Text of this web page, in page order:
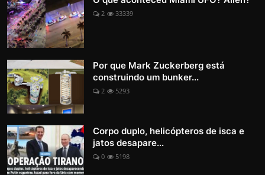
2 33339
Por que Mark Zuckerberg está
construindo um bunker...
2 5293
Corpo duplo, helicópteros de isca e
jatos desapare...
0 5198